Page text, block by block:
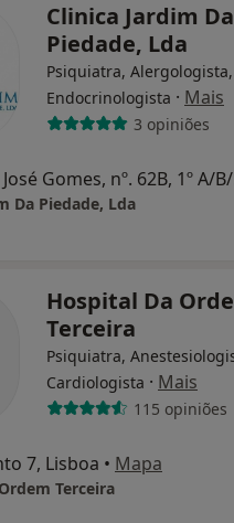
Clinica Jardim Da
Piedade, Lda
Psiquiatra, Alergologista,
Endocrinologista · Mais
3 opiniões
Da Piedade, Lda
Hospital Da
Terceira
Psiquiatra,
Cardiologista · Mais
115 opiniões
7, Lisboa • Mapa
Terceira